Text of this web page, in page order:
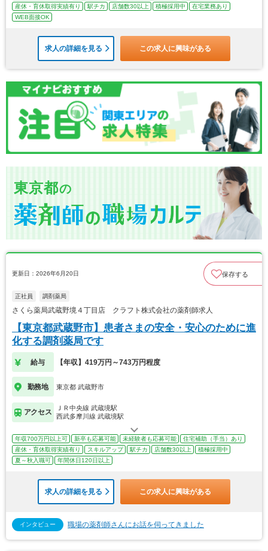
産休・育休取得実績有り
駅チカ 店舗数30以上 積極採用中
在宅業務あり
WEB面接OK
求人の詳細を見る この求人に興味がある
東京都の
更新日：2026年6月20日 保存する
正社員 調剤薬局
さくら薬局武蔵野境４丁目店 クラフト株式会社の薬剤師求人
【東京都武蔵野市】患者さまの安全・安心のために進
化する調剤薬局です
給与 【年収】419万円～743万円程度
勤務地 東京都 武蔵野市
アクセス
ＪＲ中央線 武蔵境駅
西武多摩川線 武蔵境駅
年収700万円以上可 新卒も応募可能 未経験者も応募可能
住宅補助（手当）あり
産休・育休取得実績有り
スキルアップ 駅チカ 店舗数30以上
積極採用中
夏～秋入職可
年間休日120日以上
求人の詳細を見る この求人に興味がある
インタビュー 職場の薬剤師さんにお話を伺ってきました